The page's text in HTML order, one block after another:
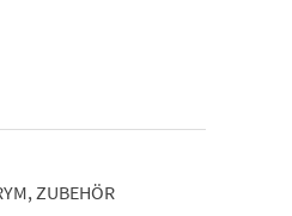
,ZUBEHÖR